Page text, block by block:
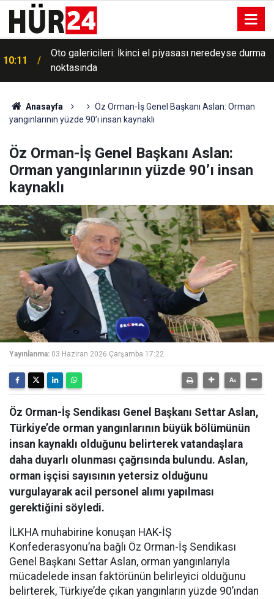
10:09
Merkezi yönetim bütçesinden Ar-Ge'ye 2025'te
253,5 milyar lira harcandı
Anasayfa
Öz Orman-İş Genel Başkanı Aslan: Orman
yangınlarının yüzde 90’ı insan kaynaklı
Öz Orman-İş Genel Başkanı Aslan:
Orman yangınlarının yüzde 90’ı insan
kaynaklı
Yayınlanma: 03 Haziran 2026 Çarşamba 17:22
Öz Orman-İş Sendikası Genel Başkanı Settar Aslan,
Türkiye’de orman yangınlarının büyük bölümünün
insan kaynaklı olduğunu belirterek vatandaşlara
daha duyarlı olunması çağrısında bulundu. Aslan,
orman işçisi sayısının yetersiz olduğunu
vurgulayarak acil personel alımı yapılması
gerektiğini söyledi.
İLKHA muhabirine konuşan HAK-İŞ
Konfederasyonu’na bağlı Öz Orman-İş Sendikası
Genel Başkanı Settar Aslan, orman yangınlarıyla
mücadelede insan faktörünün belirleyici olduğunu
belirterek, Türkiye’de çıkan yangınların yüzde 90’ından